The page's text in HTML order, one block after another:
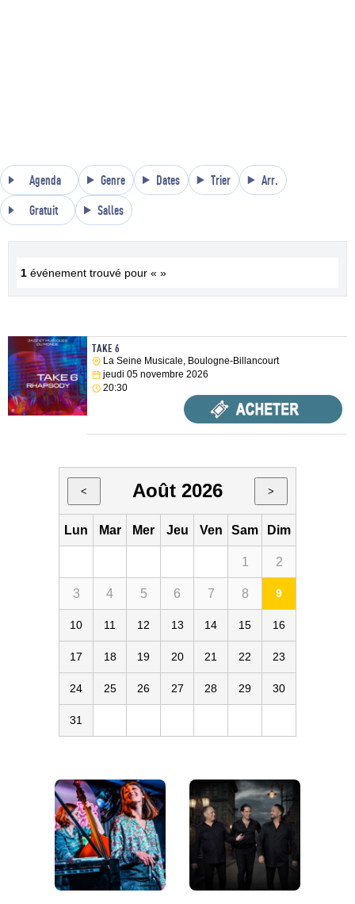
Agenda Genre Dates Trier Arr.
Gratuit Salles
1 événement trouvé pour « »
TAKE 6
La Seine Musicale, Boulogne-Billancourt
jeudi 05 novembre 2026
20:30
< Août 2026 >
Lun Mar Mer Jeu Ven Sam Dim
1 2
3 4 5 6 7 8 9
10 11 12 13 14 15 16
17 18 19 20 21 22 23
24 25 26 27 28 29 30
31